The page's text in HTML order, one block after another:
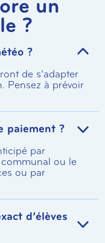
un
?
?
de s’adapter
Pensez à prévoir
paiement ?
par
ou le
ou par
d’élèves